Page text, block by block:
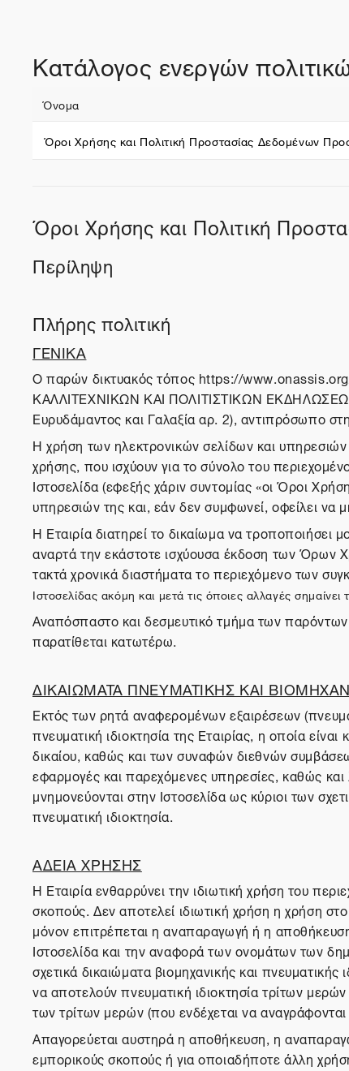
Κατάλογος ενεργών
Όνομα
Όροι Χρήσης και Πολιτική Προστασίας Δεδομένων
Όροι Χρήσης και Πολιτική
Περίληψη
Πλήρης πολιτική
ΓΕΝΙΚΑ
O παρών δικτυακός τόπος https://
ΚΑΛΛΙΤΕΧΝΙΚΩΝ ΚΑΙ ΠΟΛΙΤΙΣΤΙΚΩΝ
Ευρυδάμαντος και Γαλαξία αρ. 2), αντιπρόσωπο
Η χρήση των ηλεκτρονικών σελίδων και
χρήσης, που ισχύουν για το σύνολο του
Ιστοσελίδα (εφεξής χάριν συντομίας «οι Όροι
υπηρεσιών της και, εάν δεν συμφωνεί, οφείλει να
Η Εταιρία διατηρεί το δικαίωμα να
αναρτά την εκάστοτε ισχύουσα έκδοση των Όρων
τακτά χρονικά διαστήματα το περιεχόμενο των
Ιστοσελίδας ακόμη και μετά τις όποιες αλλαγές
Αναπόσπαστο και δεσμευτικό τμήμα των
παρατίθεται κατωτέρω.
ΔΙΚΑΙΩΜΑΤΑ ΠΝΕΥΜΑΤΙΚΗΣ ΚΑΙ
Εκτός των ρητά αναφερομένων εξαιρέσεων
πνευματική ιδιοκτησία της Εταιρίας, η οποία
δικαίου, καθώς και των συναφών διεθνών
εφαρμογές και παρεχόμενες υπηρεσίες, καθώς
μνημονεύονται στην Ιστοσελίδα ως κύριοι των
πνευματική ιδιοκτησία.
ΑΔΕΙΑ ΧΡΗΣΗΣ
Η Εταιρία ενθαρρύνει την ιδιωτική χρήση του
σκοπούς. Δεν αποτελεί ιδιωτική χρήση η χρήση
μόνον επιτρέπεται η αναπαραγωγή ή η
Ιστοσελίδα και την αναφορά των ονομάτων των
σχετικά δικαιώματα βιομηχανικής και
να αποτελούν πνευματική ιδιοκτησία τρίτων
των τρίτων μερών (που ενδέχεται να αναγράφονται
Απαγορεύεται αυστηρά η αποθήκευση, η
εμπορικούς σκοπούς ή για οποιαδήποτε άλλη